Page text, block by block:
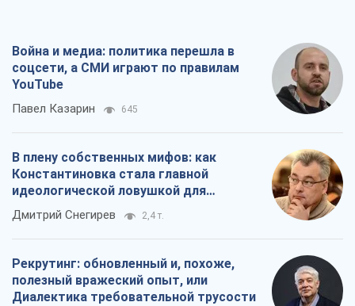
Война и медиа: политика перешла в
соцсети, а СМИ играют по правилам
YouTube
Павел Казарин 645
В плену собственных мифов: как
Константиновка стала главной
идеологической ловушкой для
российских оккупантов
Дмитрий Снегирев 2,4 т.
Рекрутинг: обновленный и, похоже,
полезный вражеский опыт, или
Диалектика требовательной трусости